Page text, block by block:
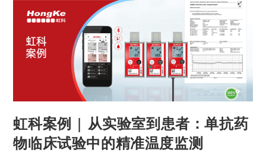
虹科案例 | 从实验室到患者：单抗药
物临床试验中的精准温度监测